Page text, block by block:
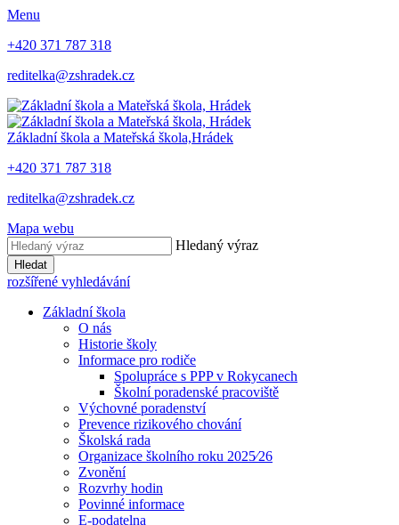
Menu
+420 371 787 318
reditelka@zshradek.cz
Základní škola a Mateřská škola,Hrádek
+420 371 787 318
reditelka@zshradek.cz
Mapa webu
Hledaný výraz
Hledat
rozšířené vyhledávání
Základní škola
O nás
Historie školy
Informace pro rodiče
Spolupráce s PPP v Rokycanech
Školní poradenské pracoviště
Výchovné poradenství
Prevence rizikového chování
Školská rada
Organizace školního roku 2025⁄26
Zvonění
Rozvrhy hodin
Povinné informace
E-podatelna